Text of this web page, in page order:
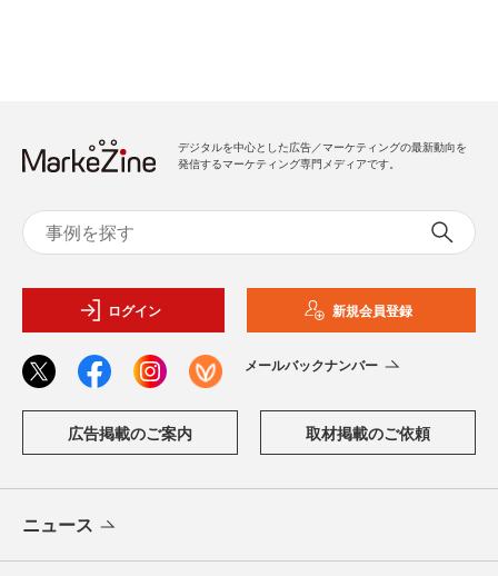
デジタルを中心とした広告／マーケティングの最新動向を
発信するマーケティング専門メディアです。
ログイン 新規会員登録
メールバックナンバー
広告掲載のご案内 取材掲載のご依頼
ニュース